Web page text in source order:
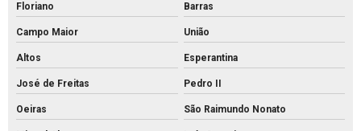
Floriano Barras
Campo Maior União
Altos Esperantina
José de Freitas Pedro II
Oeiras São Raimundo Nonato